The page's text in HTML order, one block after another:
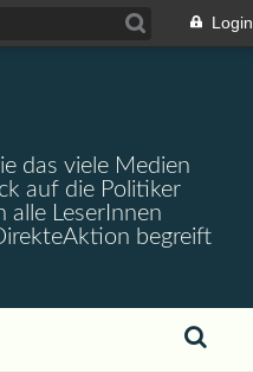
Login
das viele Medien
auf die Politiker
alle LeserInnen
begreift